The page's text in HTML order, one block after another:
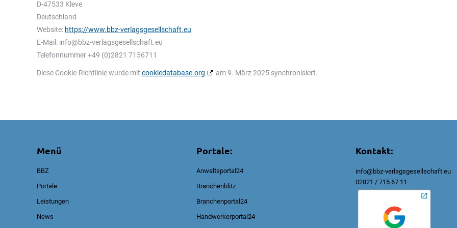
D-47533 Kleve
Deutschland
Website: https://www.bbz-verlagsgesellschaft.eu
E-Mail: info@bbz-verlagsgesellschaft.eu
Telefonnummer +49 (0)2821 7156711
Diese Cookie-Richtlinie wurde mit cookiedatabase.org am 9. März 2025 synchronisiert.
Menü
BBZ
Portale
Leistungen
News
Portale:
Anwaltsportal24
Branchenblitz
Branchenportal24
Handwerkerportal24
Kontakt:
info@bbz-verlagsgesellschaft.eu
02821 / 715 67 11